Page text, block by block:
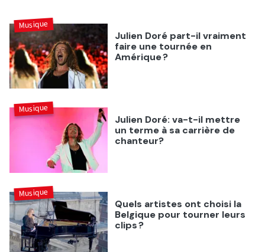
Julien Doré part-il vraiment
faire une tournée en
Amérique ?
Musique
Julien Doré: va-t-il mettre
un terme à sa carrière de
chanteur?
Musique
Quels artistes ont choisi la
Belgique pour tourner leurs
clips ?
Musique